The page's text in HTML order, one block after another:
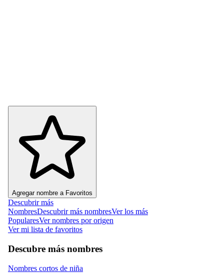
Agregar nombre a Favoritos
Descubrir más
NombresDescubrir más nombresVer los más
PopularesVer nombres por origen
Ver mi lista de favoritos
Descubre más nombres
Nombres cortos de niña